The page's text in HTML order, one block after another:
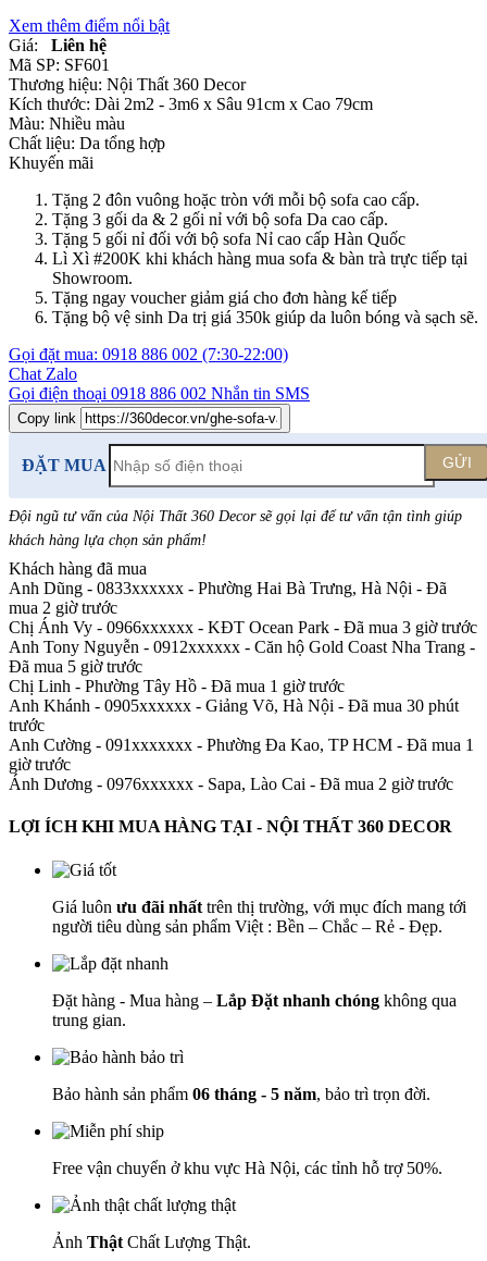
Xem thêm điểm nổi bật
Giá:
Liên hệ
Mã SP: SF601
Thương hiệu: Nội Thất 360 Decor
Kích thước: Dài 2m2 - 3m6 x Sâu 91cm x Cao 79cm
Màu: Nhiều màu
Chất liệu: Da tổng hợp
Khuyến mãi
Tặng 2 đôn vuông hoặc tròn với mỗi bộ sofa cao cấp.
Tặng 3 gối da & 2 gối nỉ với bộ sofa Da cao cấp.
Tặng 5 gối nỉ đối với bộ sofa Nỉ cao cấp Hàn Quốc
Lì Xì #200K khi khách hàng mua sofa & bàn trà trực tiếp tại
Showroom.
Tặng ngay voucher giảm giá cho đơn hàng kế tiếp
Tặng bộ vệ sinh Da trị giá 350k giúp da luôn bóng và sạch sẽ.
Gọi đặt mua: 0918 886 002 (7:30-22:00)
Chat Zalo
Gọi điện thoại 0918 886 002 Nhắn tin SMS
Copy link
ĐẶT MUA GỬI
Đội ngũ tư vấn của Nội Thất 360 Decor sẽ gọi lại để tư vấn tận tình giúp
khách hàng lựa chọn sản phẩm!
Khách hàng đã mua
Anh Dũng - 0833xxxxxx - Phường Hai Bà Trưng, Hà Nội - Đã
mua 2 giờ trước
Chị Ánh Vy - 0966xxxxxx - KĐT Ocean Park - Đã mua 3 giờ trước
Anh Tony Nguyễn - 0912xxxxxx - Căn hộ Gold Coast Nha Trang -
Đã mua 5 giờ trước
Chị Linh - Phường Tây Hồ - Đã mua 1 giờ trước
Anh Khánh - 0905xxxxxx - Giảng Võ, Hà Nội - Đã mua 30 phút
trước
Anh Cường - 091xxxxxxx - Phường Đa Kao, TP HCM - Đã mua 1
giờ trước
Ánh Dương - 0976xxxxxx - Sapa, Lào Cai - Đã mua 2 giờ trước
LỢI ÍCH KHI MUA HÀNG TẠI - NỘI THẤT 360 DECOR
Giá luôn ưu đãi nhất trên thị trường, với mục đích mang tới
người tiêu dùng sản phẩm Việt : Bền – Chắc – Rẻ - Đẹp.
Đặt hàng - Mua hàng – Lắp Đặt nhanh chóng không qua
trung gian.
Bảo hành sản phẩm 06 tháng - 5 năm, bảo trì trọn đời.
Free vận chuyển ở khu vực Hà Nội, các tỉnh hỗ trợ 50%.
Ảnh Thật Chất Lượng Thật.